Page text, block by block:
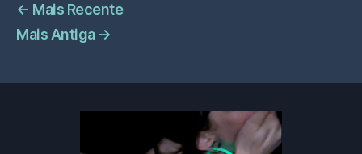
← Mais Recente
Mais Antiga →